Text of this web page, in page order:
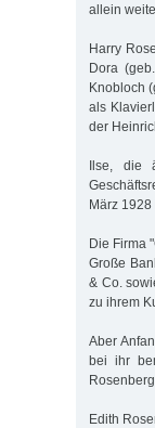
allein
Harry
Dora
Knobloch
als
der
Ilse, die
März 1928
Die Firma
Große
& Co.
zu ihrem
Aber
bei ihr
Edith